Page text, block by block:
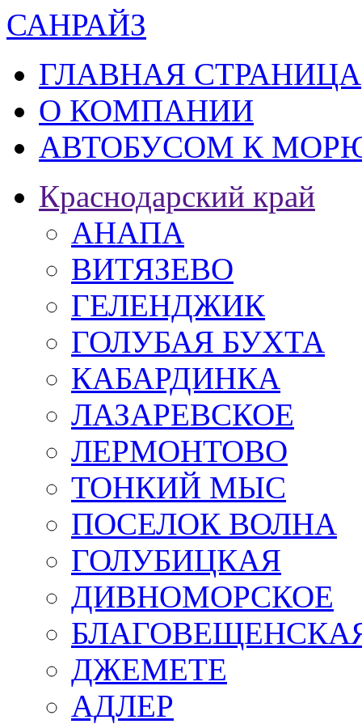
САНРАЙЗ
ГЛАВНАЯ СТРАНИЦА
О КОМПАНИИ
АВТОБУСОМ К МОРЮ
Краснодарский край
АНАПА
ВИТЯЗЕВО
ГЕЛЕНДЖИК
ГОЛУБАЯ БУХТА
КАБАРДИНКА
ЛАЗАРЕВСКОЕ
ЛЕРМОНТОВО
ТОНКИЙ МЫС
ПОСЕЛОК ВОЛНА
ГОЛУБИЦКАЯ
ДИВНОМОРСКОЕ
ДЖЕМЕТЕ
АДЛЕР